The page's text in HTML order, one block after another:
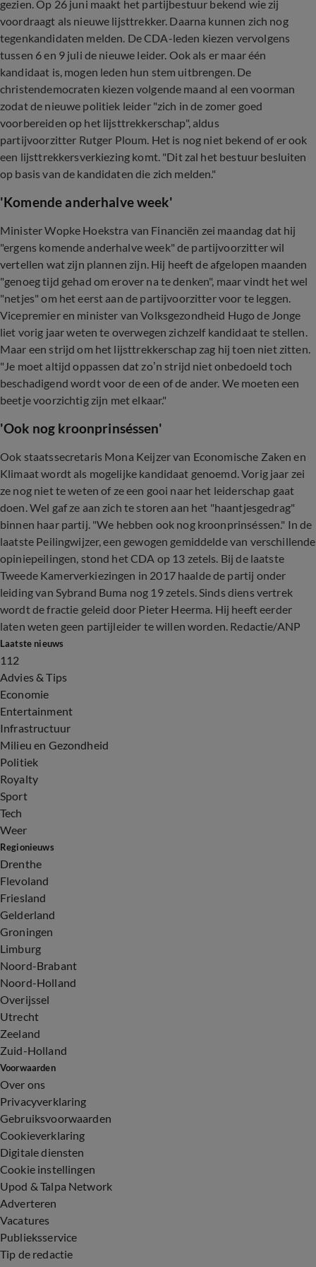
gezien. Op 26 juni maakt het partijbestuur bekend wie zij
voordraagt als nieuwe lijsttrekker. Daarna kunnen zich nog
tegenkandidaten melden. De CDA-leden kiezen vervolgens
tussen 6 en 9 juli de nieuwe leider. Ook als er maar één
kandidaat is, mogen leden hun stem uitbrengen. De
christendemocraten kiezen volgende maand al een voorman
zodat de nieuwe politiek leider "zich in de zomer goed
voorbereiden op het lijsttrekkerschap", aldus
partijvoorzitter Rutger Ploum. Het is nog niet bekend of er ook
een lijsttrekkersverkiezing komt. "Dit zal het bestuur besluiten
op basis van de kandidaten die zich melden."
'Komende anderhalve week'
Minister Wopke Hoekstra van Financiën zei maandag dat hij
"ergens komende anderhalve week" de partijvoorzitter wil
vertellen wat zijn plannen zijn. Hij heeft de afgelopen maanden
"genoeg tijd gehad om erover na te denken", maar vindt het wel
"netjes" om het eerst aan de partijvoorzitter voor te leggen.
Vicepremier en minister van Volksgezondheid Hugo de Jonge
liet vorig jaar weten te overwegen zichzelf kandidaat te stellen.
Maar een strijd om het lijsttrekkerschap zag hij toen niet zitten.
"Je moet altijd oppassen dat zo’n strijd niet onbedoeld toch
beschadigend wordt voor de een of de ander. We moeten een
beetje voorzichtig zijn met elkaar."
'Ook nog kroonprinséssen'
Ook staatssecretaris Mona Keijzer van Economische Zaken en
Klimaat wordt als mogelijke kandidaat genoemd. Vorig jaar zei
ze nog niet te weten of ze een gooi naar het leiderschap gaat
doen. Wel gaf ze aan zich te storen aan het "haantjesgedrag"
binnen haar partij. "We hebben ook nog kroonprinséssen." In de
laatste Peilingwijzer, een gewogen gemiddelde van verschillende
opiniepeilingen, stond het CDA op 13 zetels. Bij de laatste
Tweede Kamerverkiezingen in 2017 haalde de partij onder
leiding van Sybrand Buma nog 19 zetels. Sinds diens vertrek
wordt de fractie geleid door Pieter Heerma. Hij heeft eerder
laten weten geen partijleider te willen worden. Redactie/ANP
Laatste nieuws
112
Advies & Tips
Economie
Entertainment
Infrastructuur
Milieu en Gezondheid
Politiek
Royalty
Sport
Tech
Weer
Regionieuws
Drenthe
Flevoland
Friesland
Gelderland
Groningen
Limburg
Noord-Brabant
Noord-Holland
Overijssel
Utrecht
Zeeland
Zuid-Holland
Voorwaarden
Over ons
Privacyverklaring
Gebruiksvoorwaarden
Cookieverklaring
Digitale diensten
Cookie instellingen
Upod & Talpa Network
Adverteren
Vacatures
Publieksservice
Tip de redactie